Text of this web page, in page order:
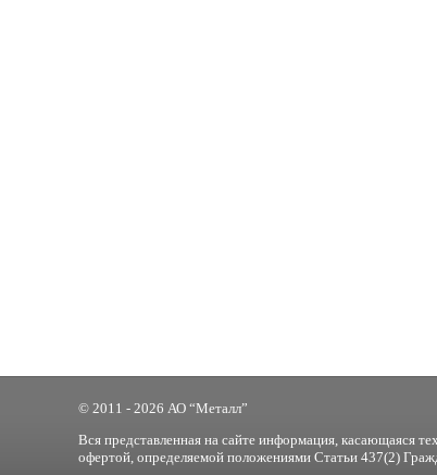
© 2011 - 2026 АО “Металл”
Вся представленная на сайте информация, касающаяся
офертой, определяемой положениями Статьи 437(2)